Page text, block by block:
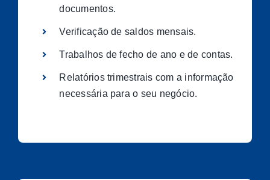
documentos.
Verificação de saldos mensais.
Trabalhos de fecho de ano e de contas.
Relatórios trimestrais com a informação
necessária para o seu negócio.